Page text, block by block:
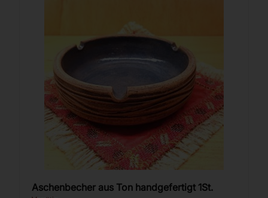
Aschenbecher aus Ton handgefertigt 1St.